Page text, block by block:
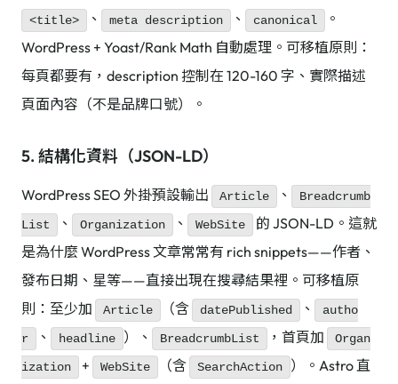
<title> 、 meta description 、 canonical
。
WordPress + Yoast/Rank Math 自動處理。可移植原則：
每頁都要有，description 控制在 120-160 字、實際描述
頁面內容（不是品牌口號）。
5. 結構化資料（JSON-LD）
WordPress SEO 外掛預設輸出 Article 、
Breadcrumb
List
、 Organization 、 WebSite
的 JSON-LD。這就
是為什麼 WordPress 文章常常有 rich snippets——作者、
發布日期、星等——直接出現在搜尋結果裡。可移植原
則：至少加
Article （含 datePublished 、
autho
r
、 headline ）、 BreadcrumbList ，首頁加
Organ
ization
+ WebSite （含 SearchAction
）。Astro 直